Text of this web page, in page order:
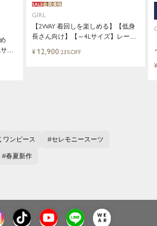
イ
GIRL
【2WAY 着回しを楽しめる】【低身
長さん向け】【～4Lサイズ】レース
ースセットロング結婚式ワンピース
SALE会員価格
¥ 12,900 23%OFF
¥
ワンピース セレモニースーツ
春夏新作